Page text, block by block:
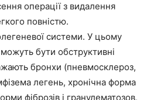
операції з видалення
повністю.
системи. У цьому
бути обструктивні
бронхи (пневмосклероз,
легень, хронічна форма
фіброзів і гранулематозов,